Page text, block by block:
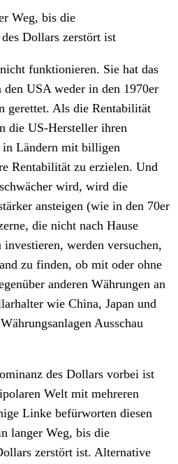
Weg, bis die
Dollars zerstört ist
funktionieren. Sie hat das
USA weder in den 1970er
gerettet. Als die Rentabilität
die US-Hersteller ihren
in Ländern mit billigen
Rentabilität zu erzielen. Und
wird, wird die
ansteigen (wie in den 70er
die nicht nach Hause
werden versuchen,
zu finden, ob mit oder ohne
anderen Währungen an
wie China, Japan und
Ausschau
des Dollars vorbei ist
Welt mit mehreren
Linke befürworten diesen
langer Weg, bis die
zerstört ist. Alternative